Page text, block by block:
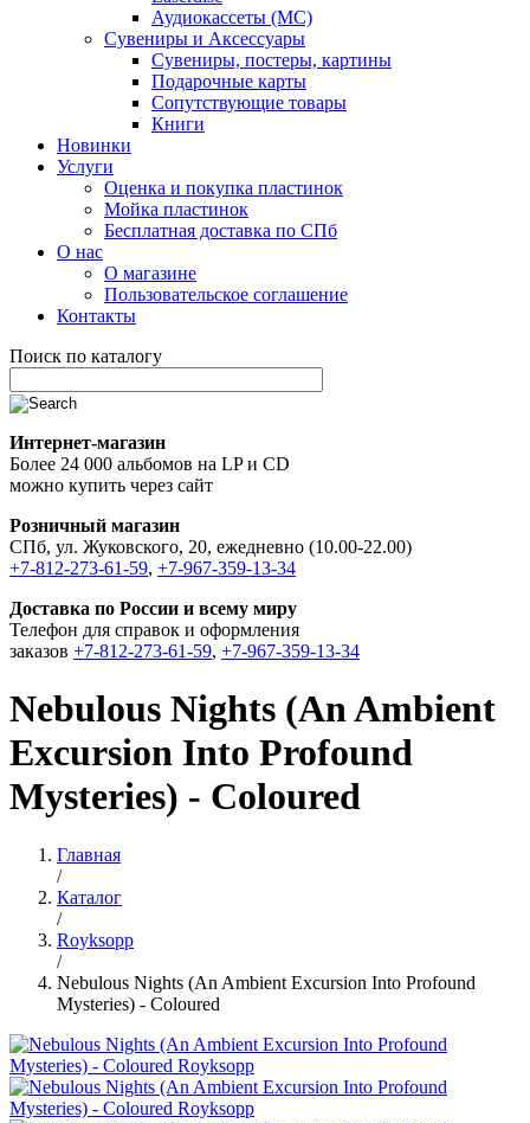
Аудиокассеты (MC)
Сувениры и Аксессуары
Сувениры, постеры, картины
Подарочные карты
Сопутствующие товары
Книги
Новинки
Услуги
Оценка и покупка пластинок
Мойка пластинок
Бесплатная доставка по СПб
О нас
О магазине
Пользовательское соглашение
Контакты
Поиск по каталогу
Интернет-магазин
Более 24 000 альбомов на LP и CD
можно купить через сайт
Розничный магазин
СПб, ул. Жуковского, 20, ежедневно (10.00-22.00)
+7-812-273-61-59, +7-967-359-13-34
Доставка по России и всему миру
Телефон для справок и оформления
заказов +7-812-273-61-59, +7-967-359-13-34
Nebulous Nights (An Ambient
Excursion Into Profound
Mysteries) - Coloured
Главная
/
Каталог
/
Royksopp
/
Nebulous Nights (An Ambient Excursion Into Profound
Mysteries) - Coloured